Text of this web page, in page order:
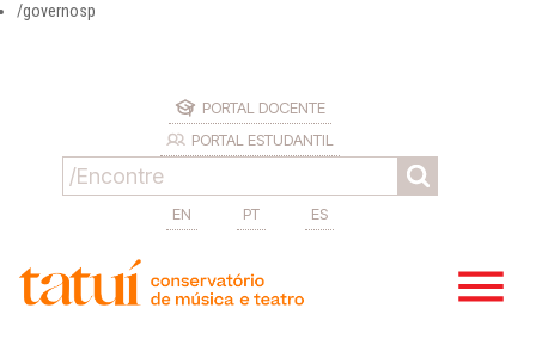
/governosp
PORTAL DOCENTE
PORTAL ESTUDANTIL
EN PT ES